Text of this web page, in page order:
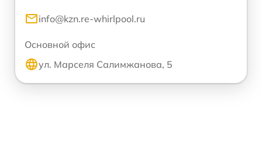
info@kzn.re-whirlpool.ru
Основной офис
ул. Марселя Салимжанова, 5